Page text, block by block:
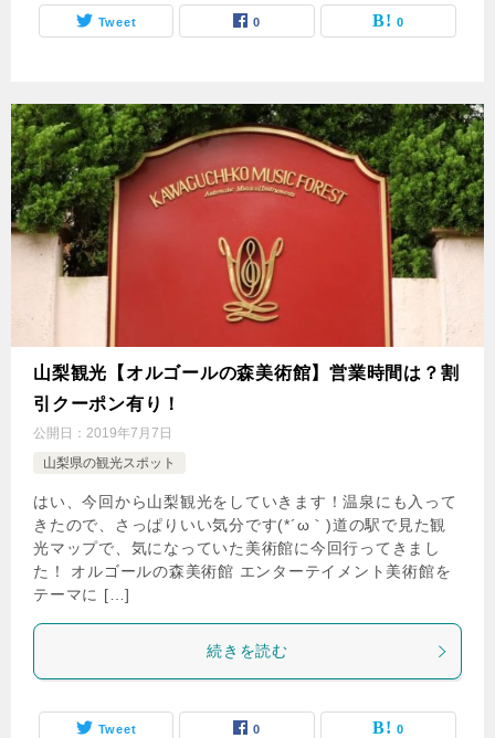
Tweet 0 0
山梨観光【オルゴールの森美術館】営業時間は？割
引クーポン有り！
公開日： 2019年7月7日
山梨県の観光スポット
はい、今回から山梨観光をしていきます！温泉にも入って
きたので、さっぱりいい気分です(*´ω｀)道の駅で見た観
光マップで、気になっていた美術館に今回行ってきまし
た！ オルゴールの森美術館 エンターテイメント美術館を
テーマに […]
続きを読む
Tweet 0 0